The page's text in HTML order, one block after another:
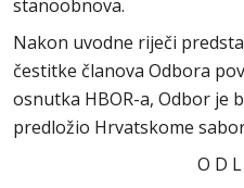
stanoobnova.
Nakon uvodne riječi
čestitke članova Odbora
osnutka HBOR-a, Odbor je
predložio Hrvatskome
O D